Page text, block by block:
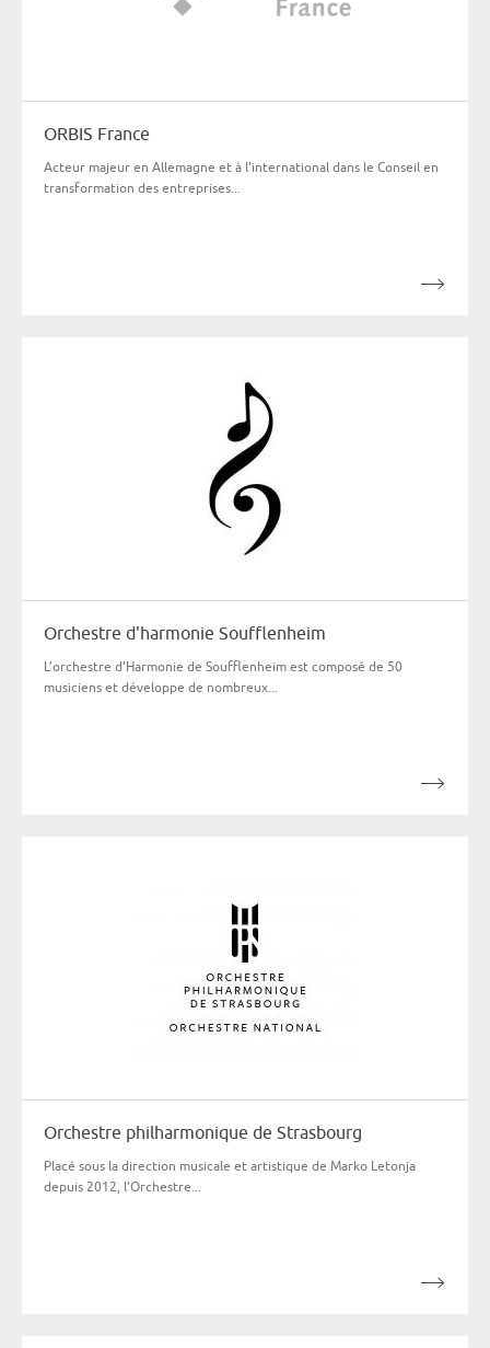
ORBIS France
Acteur majeur en Allemagne et à l'international dans le Conseil en
transformation des entreprises...
Orchestre d'harmonie Soufflenheim
L’orchestre d'Harmonie de Soufflenheim est composé de 50
musiciens et développe de nombreux...
Orchestre philharmonique de Strasbourg
Placé sous la direction musicale et artistique de Marko Letonja
depuis 2012, l’Orchestre...